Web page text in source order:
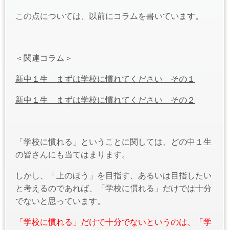
この点については、以前にコラムを書いています。
＜関連コラム＞
新中１生 まずは学校に慣れてください その１
新中１生 まずは学校に慣れてください その２
「学校に慣れる」ということに関しては、どの中１生
の皆さんにも当てはまります。
しかし、「上のほう」を目指す、あるいは目指したい
と考えるのであれば、「学校に慣れる」だけでは十分
でないと思っています。
「学校に慣れる」だけで十分でないというのは、「学